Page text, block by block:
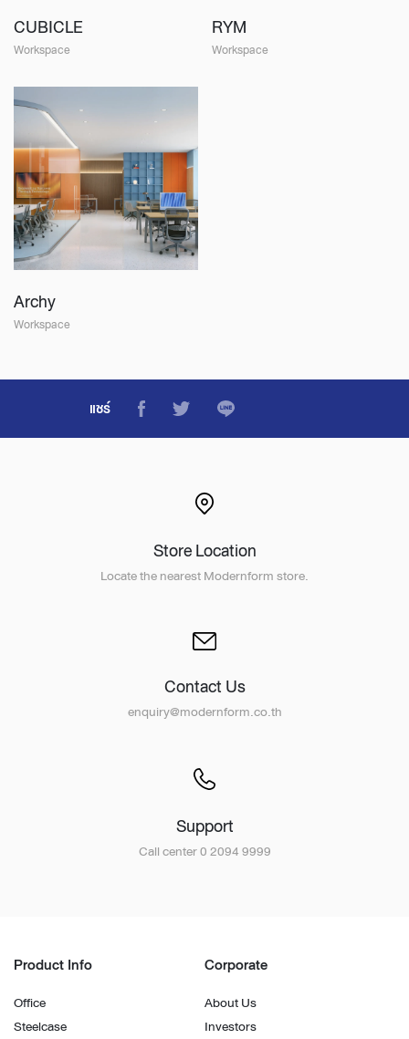
CUBICLE
Workspace
RYM
Workspace
Archy
Workspace
แชร์
Store Location
Locate the nearest Modernform store.
Contact Us
enquiry@modernform.co.th
Support
Call center 0 2094 9999
Product Info
Office
Steelcase
Corporate
About Us
Investors